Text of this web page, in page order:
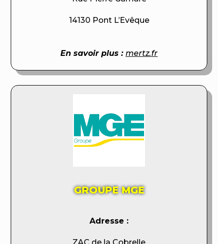
14130 Pont L’Evêque
En savoir plus : mertz.fr
GROUPE MGE
Adresse :